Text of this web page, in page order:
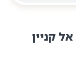
קניין